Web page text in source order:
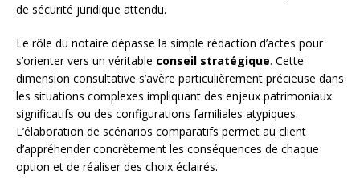
de sécurité juridique attendu.
Le rôle du notaire dépasse la simple rédaction d’actes pour
s’orienter vers un véritable conseil stratégique. Cette
dimension consultative s’avère particulièrement précieuse dans
les situations complexes impliquant des enjeux patrimoniaux
significatifs ou des configurations familiales atypiques.
L’élaboration de scénarios comparatifs permet au client
d’appréhender concrètement les conséquences de chaque
option et de réaliser des choix éclairés.